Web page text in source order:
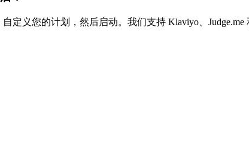
义您的计划，然后启动。我们支持 Klaviyo、Judge.me